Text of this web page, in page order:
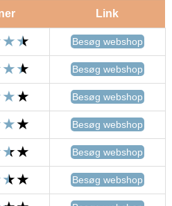
Link
Besøg webshop
Besøg webshop
Besøg webshop
Besøg webshop
Besøg webshop
Besøg webshop